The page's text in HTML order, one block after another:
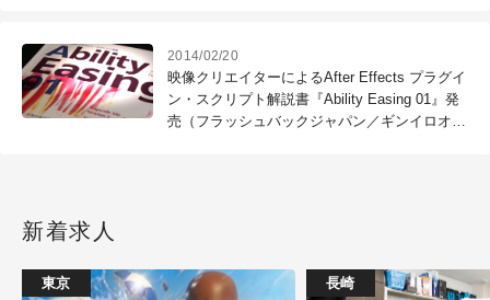
2014/02/20
映像クリエイターによるAfter Effects プラグイ
ン・スクリプト解説書『Ability Easing 01』発
売（フラッシュバックジャパン／ギンイロオオ
新着求人
東京 長崎